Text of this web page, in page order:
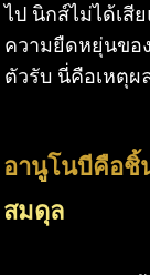
ไป นิกส์ไม่ได้เสี
ความยืดหยุ่นขอ
ตัวรับ นี่คือเหตุ
อานูโนบีคือชิ้
สมดุล